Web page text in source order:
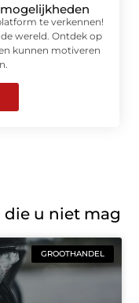
te verkennen!
wereld. Ontdek op
kunnen motiveren
die u niet mag
GROOTHANDEL